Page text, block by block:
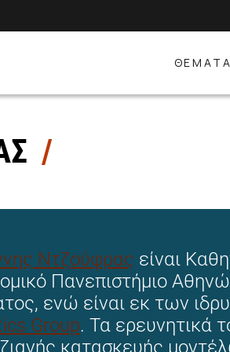
ΘΕΜΑΤΑ
Ντζούφρας είναι
Πανεπιστήμιο
ενώ είναι εκ των
Group. Τα ερευνητικά
κατασκευής